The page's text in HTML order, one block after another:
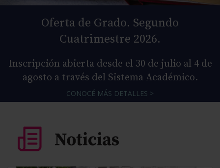
Oferta de Grado. Segundo
Cuatrimestre 2026.
Inscripción abierta desde el 30 de julio al 4 de
agosto a través del Sistema Académico.
CONOCÉ MÁS DETALLES >